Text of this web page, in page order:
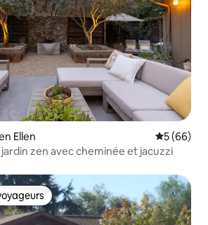
Ellen
5 (66)
zen avec cheminée et jacuzzi
les plus appréciés